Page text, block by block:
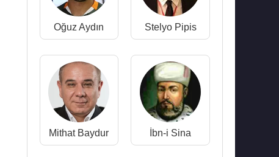
Oğuz Aydın Stelyo Pipis
Mithat Baydur İbn-i Sina